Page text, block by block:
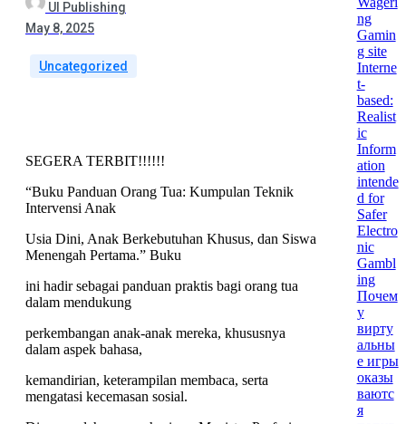
UI Publishing
May 8, 2025
Uncategorized
SEGERA TERBIT!!!!!!
“Buku Panduan Orang Tua: Kumpulan Teknik
Intervensi Anak
Usia Dini, Anak Berkebutuhan Khusus, dan Siswa
Menengah Pertama.” Buku
ini hadir sebagai panduan praktis bagi orang tua
dalam mendukung
perkembangan anak-anak mereka, khususnya
dalam aspek bahasa,
kemandirian, keterampilan membaca, serta
mengatasi kecemasan sosial.
ng
Gamin
g site
Interne
t-
based:
Realist
ic
Inform
ation
intende
d for
Safer
Electro
nic
Gambl
ing
Почем
у
вирту
альны
е игры
оказы
ваютс
я